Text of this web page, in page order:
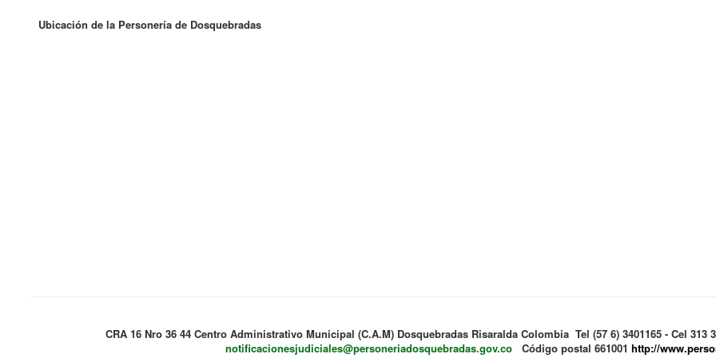
Ubicación de la Personería de Dosquebradas
CRA 16 Nro 36 44 Centro Administrativo Municipal (C.A.M) Dosquebradas Risaralda Colombia Tel (57 6) 3401165 - Cel 313
notificacionesjudiciales@personeriadosquebradas.gov.coCódigo postal 661001 http://